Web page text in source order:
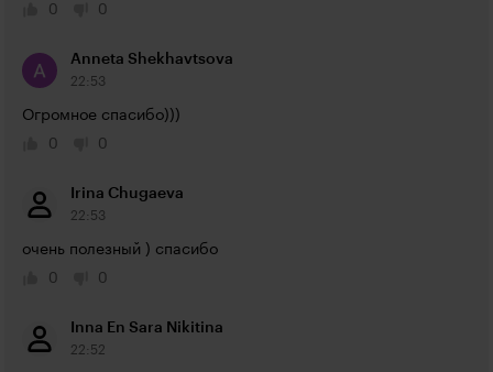
0
0
Anneta Shekhavtsova
22:53
Огромное спасибо)))
0
0
Irina Chugaeva
22:53
очень полезный ) спасибо
0
0
Inna En Sara Nikitina
22:52